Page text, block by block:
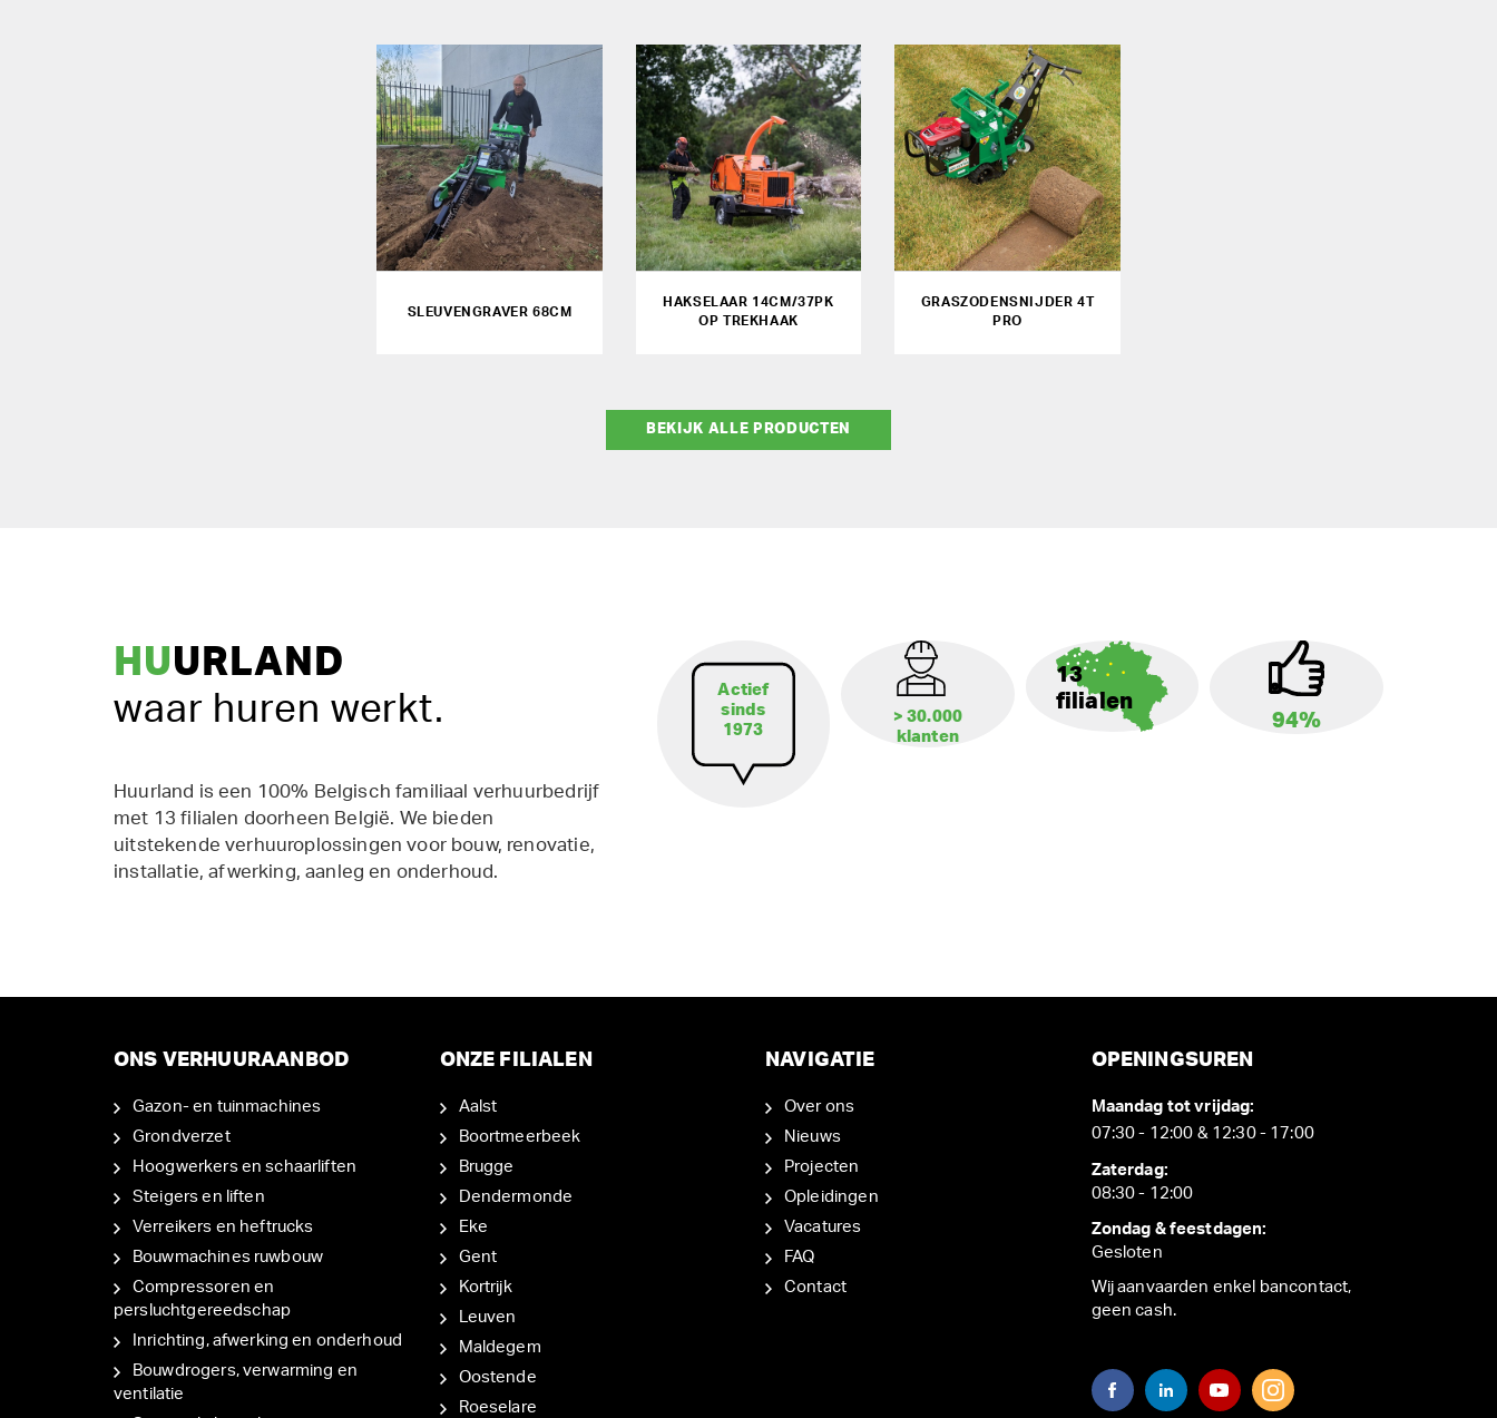
SLEUVENGRAVER 68CM
HAKSELAAR 14CM/37PK
OP TREKHAAK
GRASZODENSNIJDER 4T
PRO
BEKIJK ALLE PRODUCTEN
HUURLAND
waar huren werkt.
Huurland is een 100% Belgisch familiaal verhuurbedrijf
met 13 filialen doorheen België. We bieden
uitstekende verhuuroplossingen voor bouw, renovatie,
installatie, afwerking, aanleg en onderhoud.
Actief
sinds
1973
> 30.000
klanten
13
filialen
94%
ONS VERHUURAANBOD
Gazon- en tuinmachines
Grondverzet
Hoogwerkers en schaarliften
Steigers en liften
Verreikers en heftrucks
Bouwmachines ruwbouw
Compressoren en
persluchtgereedschap
Inrichting, afwerking en onderhoud
Bouwdrogers, verwarming en
ventilatie
ONZE FILIALEN
Aalst
Boortmeerbeek
Brugge
Dendermonde
Eke
Gent
Kortrijk
Leuven
Maldegem
Oostende
Roeselare
NAVIGATIE
Over ons
Nieuws
Projecten
Opleidingen
Vacatures
FAQ
Contact
OPENINGSUREN
Maandag tot vrijdag:
07:30 - 12:00 & 12:30 - 17:00
Zaterdag:
08:30 - 12:00
Zondag & feestdagen:
Gesloten
Wij aanvaarden enkel bancontact,
geen cash.